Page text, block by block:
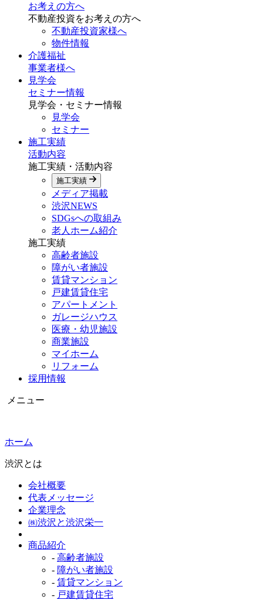
お考えの方へ
不動産投資をお考えの方へ
不動産投資家様へ
物件情報
介護福祉
事業者様へ
見学会
セミナー情報
見学会・セミナー情報
見学会
セミナー
施工実績
活動内容
施工実績・活動内容
施工実績
メディア掲載
渋沢NEWS
SDGsへの取組み
老人ホーム紹介
施工実績
高齢者施設
障がい者施設
賃貸マンション
戸建賃貸住宅
アパートメント
ガレージハウス
医療・幼児施設
商業施設
マイホーム
リフォーム
採用情報
メニュー
ホーム
渋沢とは
会社概要
代表メッセージ
企業理念
㈱渋沢と渋沢栄一
商品紹介
- 高齢者施設
- 障がい者施設
- 賃貸マンション
- 戸建賃貸住宅